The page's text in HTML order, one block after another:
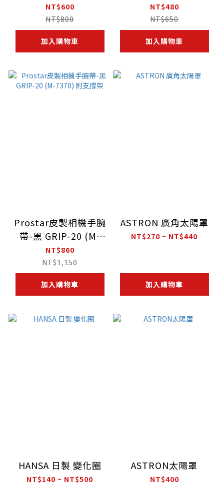
NT$600
NT$800
加入購物車
NT$480
NT$650
加入購物車
Prostar皮製相機手腕
帶-黑 GRIP-20 (M-
7370) 附支撐架
NT$860
NT$1,150
加入購物車
ASTRON 廣角太陽罩
NT$270 ~ NT$440
加入購物車
HANSA 日製 變化圈
NT$140 ~ NT$500
ASTRON太陽罩
NT$400